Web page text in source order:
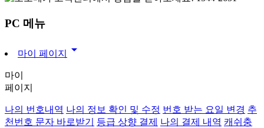
PC 메뉴
마이 페이지 arrow_drop_down
마이
페이지
나의 번호내역 나의 정보 확인 및 수정 번호 받는 요일 변경 추
천번호 문자 바로받기
등급 상향 결제 나의 결제 내역 캐쉬충